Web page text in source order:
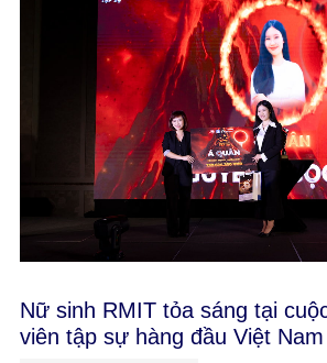
Nữ sinh RMIT tỏa sáng tại
viên tập sự hàng đầu Việt Nam